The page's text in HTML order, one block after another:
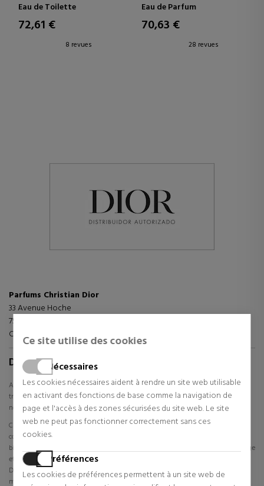
Ce site utilise des cookies
Nécessaires
Les cookies nécessaires aident à rendre un site web utilisable
en activant des fonctions de base comme la navigation de
page et l'accès à des zones sécurisées du site web. Le site
web ne peut pas fonctionner correctement sans ces
cookies.
Préférences
Les cookies de préférences permettent à un site web de
Eau de Toilette
72,61 €
8 revues
Eau de Parfum
70,63 €
28 revues
Parfums Christian Dior
33 Avenue Hoche
75008 PARÍS
Contacto:https://www.dior.com/es_es/beauty/contact-parfum
DIOR
Achetez en ligne des parfums, des cosmétiques et du maquillage Dior à des prix
très avantageux. La plus grande sélection de produits Dior et toutes les dernières
nouvelles.
Christian Dior a fondé sa marque de mode en 1946. Depuis, il conçoit, produit et
commercialise des articles et accessoires tendance tels que des chaussures, des
bijoux et des montres, ainsi que des cosmétiques, des parfums, des soins du visage
et des articles de maquillage. Dior se caractérise par son style élégant et sélect.
Dans le magasin Sabina, vous trouverez une large gamme de produits de
maquillage, de cosmétiques et de parfums Dior pour elle et lui. Trouvez tout ce